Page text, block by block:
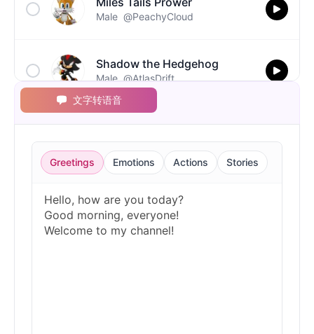
Male @PeachyCloud
Shadow the Hedgehog
Male @AtlasDrift
Silver the Hedgehog
Male @BlueWillow
Male @Cheeky_Lad
文字转语音
Greetings Emotions Actions Stories